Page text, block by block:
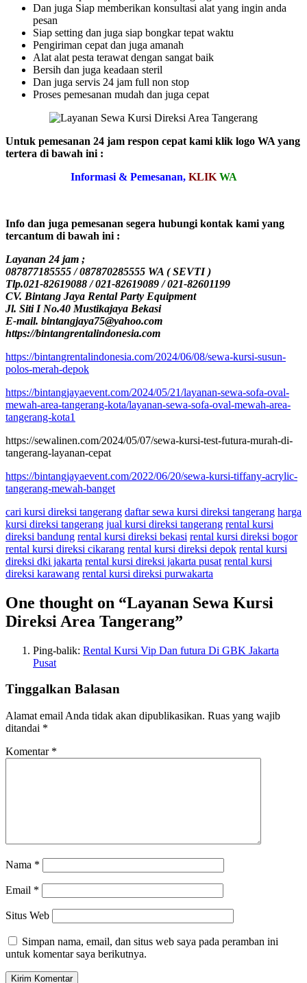
Dan juga Siap memberikan konsultasi alat yang ingin anda
pesan
Siap setting dan juga siap bongkar tepat waktu
Pengiriman cepat dan juga amanah
Alat alat pesta terawat dengan sangat baik
Bersih dan juga keadaan steril
Dan juga servis 24 jam full non stop
Proses pemesanan mudah dan juga cepat
Untuk pemesanan 24 jam respon cepat kami klik logo WA yang
tertera di bawah ini :
Informasi & Pemesanan, KLIK WA
Info dan juga pemesanan segera hubungi kontak kami yang
tercantum di bawah ini :
Layanan 24 jam ;
087877185555 / 087870285555 WA ( SEVTI )
Tlp.021-82619088 / 021-82619089 / 021-82601199
CV. Bintang Jaya Rental Party Equipment
Jl. Siti I No.40 Mustikajaya Bekasi
E-mail. bintangjaya75@yahoo.com
https://bintangrentalindonesia.com
https://bintangrentalindonesia.com/2024/06/08/sewa-kursi-susun-
polos-merah-depok
https://bintangjayaevent.com/2024/05/21/layanan-sewa-sofa-oval-
mewah-area-tangerang-kota/layanan-sewa-sofa-oval-mewah-area-
tangerang-kota1
https://sewalinen.com/2024/05/07/sewa-kursi-test-futura-murah-di-
tangerang-layanan-cepat
https://bintangjayaevent.com/2022/06/20/sewa-kursi-tiffany-acrylic-
tangerang-mewah-banget
cari kursi direksi tangerang daftar sewa kursi direksi tangerang harga
kursi direksi tangerang jual kursi direksi tangerang rental kursi
direksi bandung rental kursi direksi bekasi rental kursi direksi bogor
rental kursi direksi cikarang rental kursi direksi depok rental kursi
direksi dki jakarta rental kursi direksi jakarta pusat rental kursi
direksi karawang rental kursi direksi purwakarta
One thought on “Layanan Sewa Kursi
Direksi Area Tangerang”
Ping-balik: Rental Kursi Vip Dan futura Di GBK Jakarta
Pusat
Tinggalkan Balasan
Alamat email Anda tidak akan dipublikasikan. Ruas yang wajib
ditandai *
Komentar *
Nama *
Email *
Situs Web
Simpan nama, email, dan situs web saya pada peramban ini
untuk komentar saya berikutnya.